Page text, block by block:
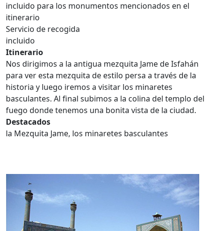
incluido para los monumentos mencionados en el
itinerario
Servicio de recogida
incluido
Itinerario
Nos dirigimos a la antigua mezquita Jame de Isfahán
para ver esta mezquita de estilo persa a través de la
historia y luego iremos a visitar los minaretes
basculantes. Al final subimos a la colina del templo del
fuego donde tenemos una bonita vista de la ciudad.
Destacados
la Mezquita Jame, los minaretes basculantes